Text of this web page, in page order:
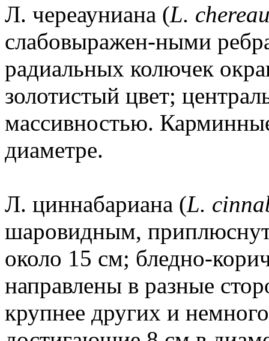
Л. череауниана (L.
слабовыражен-ными
радиальных колючек
золотистый цвет;
массивностью.
диаметре.
Л. циннабариана (L.
шаровидным,
около 15 см; бледно-
направлены в разные
крупнее других и